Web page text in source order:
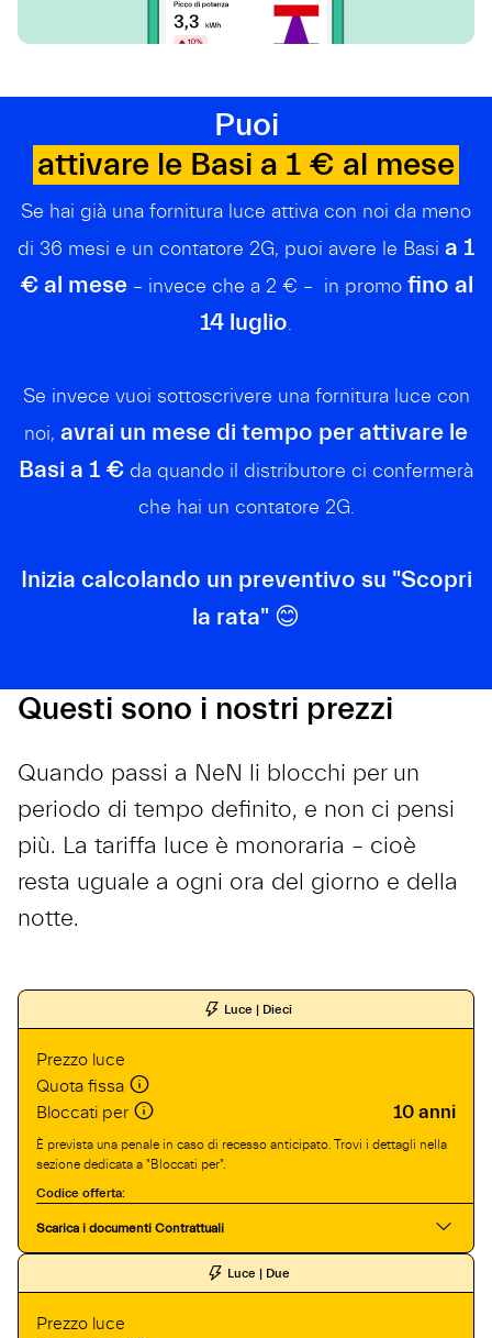
Puoi
attivare le Basi a 1 € al mese
Se hai già una fornitura luce attiva con noi da meno
di 36 mesi e un contatore 2G, puoi avere le Basi a 1
€ al mese– invece che a 2 € – in promo fino al
14 luglio.
Se invece vuoi sottoscrivere una fornitura luce con
noi, avrai un mese di tempo per attivare le
Basi a 1 € da quando il distributore ci confermerà
che hai un contatore 2G.
Inizia calcolando un preventivo su "Scopri
la rata" 😊
Questi sono i nostri prezzi
Quando passi a NeN li blocchi per un
periodo di tempo definito, e non ci pensi
più. La tariffa luce è monoraria – cioè
resta uguale a ogni ora del giorno e della
notte.
Luce | Dieci
Prezzo luce
Quota fissa
Bloccati per
10 anni
È prevista una penale in caso di recesso anticipato. Trovi i dettagli nella
sezione dedicata a "Bloccati per".
Codice offerta:
Scarica i documenti Contrattuali
Luce | Due
Prezzo luce